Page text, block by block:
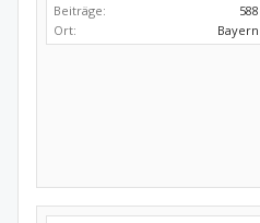
Beiträge:
588
Ort:
Bayern